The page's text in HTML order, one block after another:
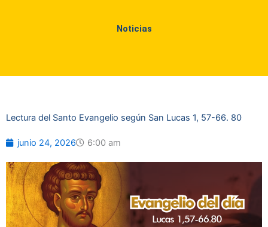
Noticias
Lectura del Santo Evangelio según San Lucas 1, 57-66. 80
junio 24, 2026 6:00 am